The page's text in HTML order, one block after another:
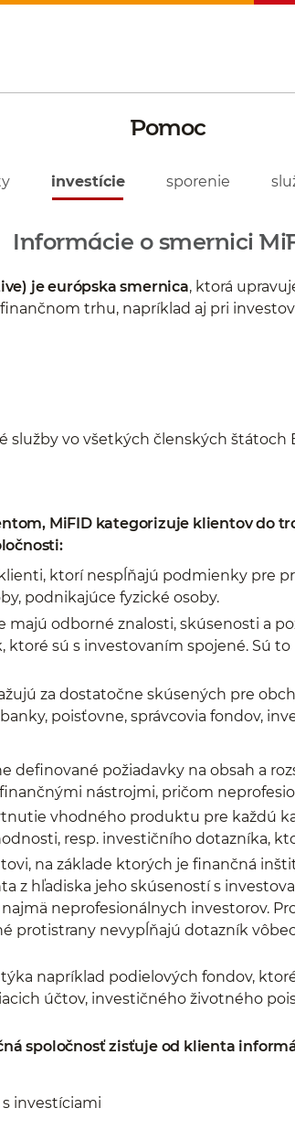
Pomoc
investície sporenie
Informácie o smernici
je európska smernica, ktorá
trhu, napríklad aj pri
vo všetkých členských štátoch
MiFID kategorizuje klientov do
ktorí nespĺňajú podmienky pre
podnikajúce fyzické osoby.
majú odborné znalosti, skúsenosti a
ktoré sú s investovaním spojené. Sú
za dostatočne skúsených pre
poisťovne, správcovia fondov,
definované požiadavky na obsah a
nástrojmi, pričom
vhodného produktu pre každú
resp. investičního dotazníka,
na základe ktorých je finančná
z hľadiska jeho skúseností s
neprofesionálnych investorov.
protistrany nevypĺňajú dotazník
napríklad podielových fondov,
účtov, investičného životného
spoločnosť zisťuje od klienta
investíciami